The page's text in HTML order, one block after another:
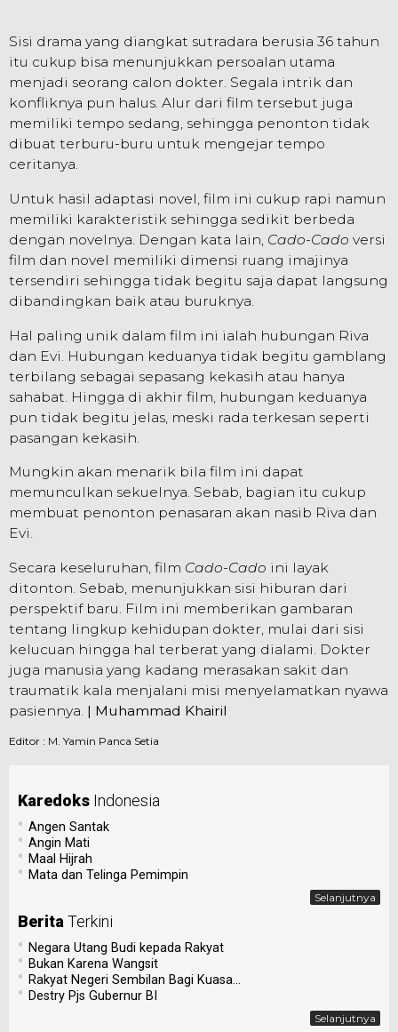
Sisi drama yang diangkat sutradara berusia 36 tahun
itu cukup bisa menunjukkan persoalan utama
menjadi seorang calon dokter. Segala intrik dan
konfliknya pun halus. Alur dari film tersebut juga
memiliki tempo sedang, sehingga penonton tidak
dibuat terburu-buru untuk mengejar tempo
ceritanya.
Untuk hasil adaptasi novel, film ini cukup rapi namun
memiliki karakteristik sehingga sedikit berbeda
dengan novelnya. Dengan kata lain, Cado-Cado versi
film dan novel memiliki dimensi ruang imajinya
tersendiri sehingga tidak begitu saja dapat langsung
dibandingkan baik atau buruknya.
Hal paling unik dalam film ini ialah hubungan Riva
dan Evi. Hubungan keduanya tidak begitu gamblang
terbilang sebagai sepasang kekasih atau hanya
sahabat. Hingga di akhir film, hubungan keduanya
pun tidak begitu jelas, meski rada terkesan seperti
pasangan kekasih.
Mungkin akan menarik bila film ini dapat
memunculkan sekuelnya. Sebab, bagian itu cukup
membuat penonton penasaran akan nasib Riva dan
Evi.
Secara keseluruhan, film Cado-Cado ini layak
ditonton. Sebab, menunjukkan sisi hiburan dari
perspektif baru. Film ini memberikan gambaran
tentang lingkup kehidupan dokter, mulai dari sisi
kelucuan hingga hal terberat yang dialami. Dokter
juga manusia yang kadang merasakan sakit dan
traumatik kala menjalani misi menyelamatkan nyawa
pasiennya. | Muhammad Khairil
Editor : M. Yamin Panca Setia
Karedoks Indonesia
• Angen Santak
• Angin Mati
• Maal Hijrah
• Mata dan Telinga Pemimpin
Selanjutnya
BeritaTerkini
• Negara Utang Budi kepada Rakyat
• Bukan Karena Wangsit
• Rakyat Negeri Sembilan Bagi Kuasa...
• Destry Pjs Gubernur BI
Selanjutnya